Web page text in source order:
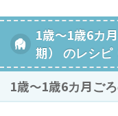
1歳～1歳6カ
期） のレシピ
1歳〜1歳6カ月ご